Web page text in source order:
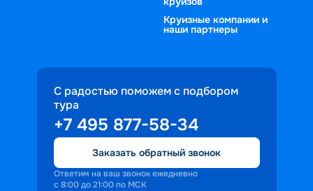
Круизные компании и
наши партнеры
С радостью поможем с подбором
тура
+7 495 877-58-34
Заказать обратный звонок
Ответим на ваш звонок ежедневно
с 8:00 до 21:00 по МСК